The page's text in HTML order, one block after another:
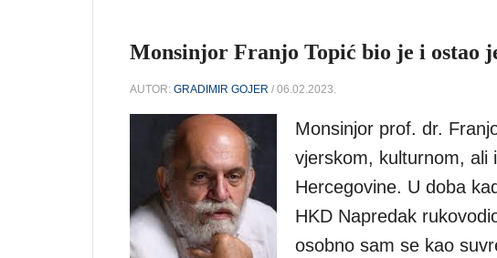
Monsinjor Franjo Topić bio je i ostao
AUTOR: GRADIMIR GOJER / 06.02.2023.
Monsinjor prof. dr.
vjerskom, kulturnom, ali
Hercegovine. U doba
HKD Napredak
osobno sam se kao